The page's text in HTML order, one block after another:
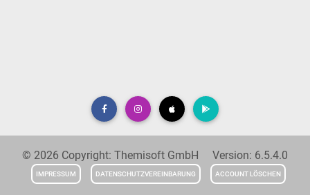
© 2026 Copyright: Themisoft GmbH Version: 6.5.4.0
IMPRESSUM DATENSCHUTZVEREINBARUNG ACCOUNT LÖSCHEN